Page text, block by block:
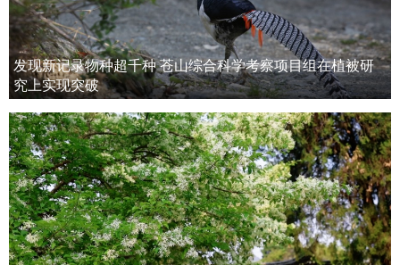
发现新记录物种超千种 苍山综合科学考察项目组在植被研
究上实现突破